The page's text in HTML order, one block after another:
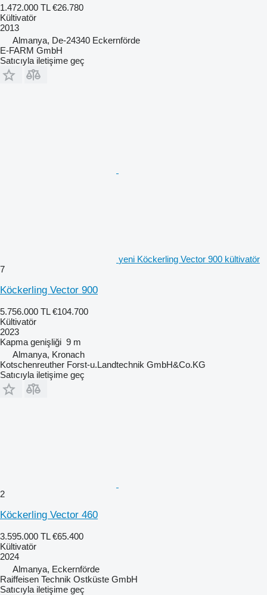
1.472.000 TL €26.780
Kültivatör
2013
Almanya, De-24340 Eckernförde
E-FARM GmbH
Satıcıyla iletişime geç
yeni Köckerling Vector 900 kültivatör
7
Köckerling Vector 900
5.756.000 TL €104.700
Kültivatör
2023
Kapma genişliği 9 m
Almanya, Kronach
Kotschenreuther Forst-u.Landtechnik GmbH&Co.KG
Satıcıyla iletişime geç
2
Köckerling Vector 460
3.595.000 TL €65.400
Kültivatör
2024
Almanya, Eckernförde
Raiffeisen Technik Ostküste GmbH
Satıcıyla iletişime geç